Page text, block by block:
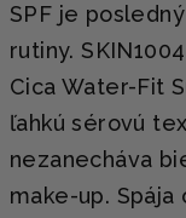
SPF je
rutiny.
Cica Water-Fit
ľahkú sérovú
nezanecháva
make-up. Spája